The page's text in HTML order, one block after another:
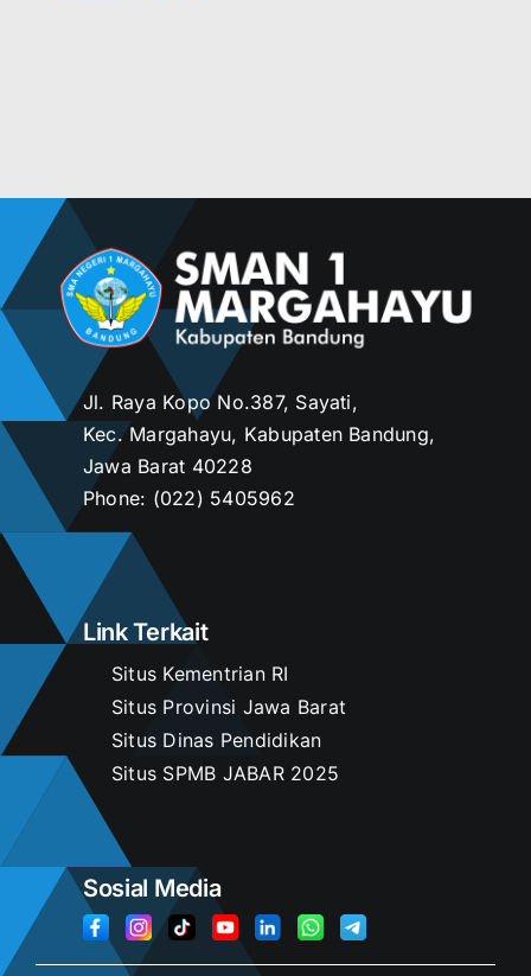
Jl. Raya Kopo No.387, Sayati,
Kec. Margahayu, Kabupaten Bandung,
Jawa Barat 40228
Phone: (022) 5405962
Link Terkait
Situs Kementrian RI
Situs Provinsi Jawa Barat
Situs Dinas Pendidikan
Situs SPMB JABAR 2025
Sosial Media